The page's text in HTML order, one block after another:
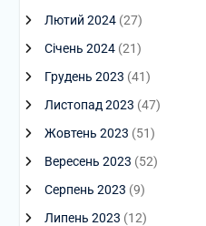
Лютий 2024(27)
Січень 2024(21)
Грудень 2023 (41)
Листопад 2023 (47)
Жовтень 2023 (51)
Вересень 2023 (52)
Серпень 2023 (9)
Липень 2023 (12)